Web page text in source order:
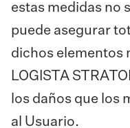
estas medidas no
puede asegurar
dichos elementos
LOGISTA
los daños que los
al Usuario.